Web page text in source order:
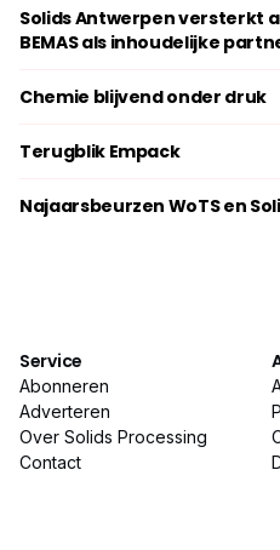
Solids Antwerpen versterkt
BEMAS als inhoudelijke
Chemie blijvend onder druk
Terugblik Empack
Najaarsbeurzen WoTS en
Service
Abonneren
Adverteren
Over Solids Processing
Contact